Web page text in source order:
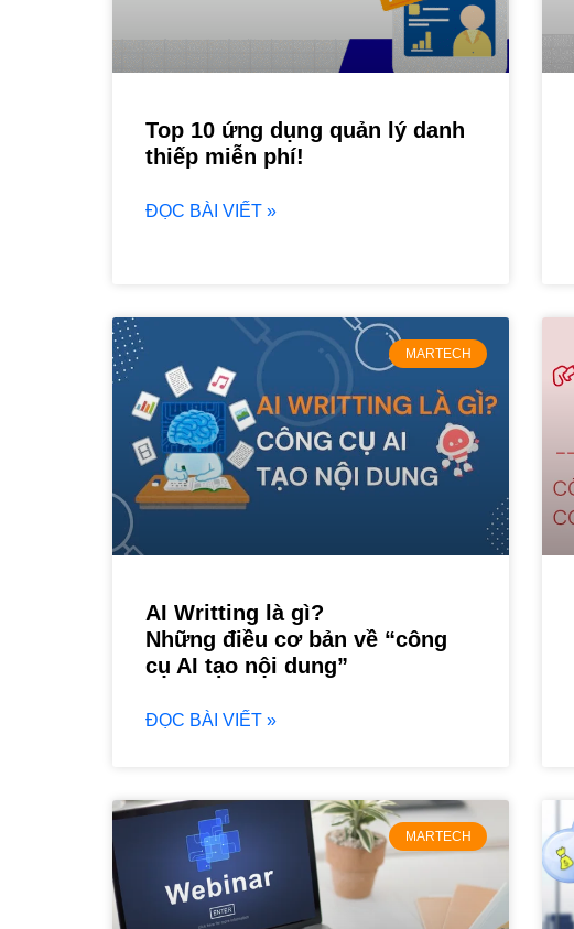
Top 10 ứng dụng quản lý danh
thiếp miễn phí!
ĐỌC BÀI VIẾT »
MARTECH
AI Writting là gì?
Những điều cơ bản về “công
cụ AI tạo nội dung”
ĐỌC BÀI VIẾT »
MARTECH